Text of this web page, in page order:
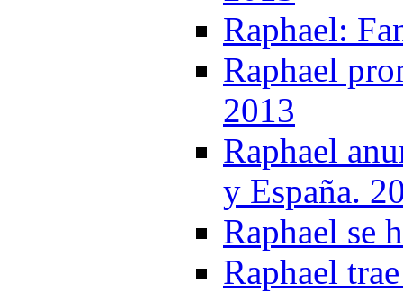
Raphael:
Raphael
2013
Raphael
y España.
Raphael se
Raphael